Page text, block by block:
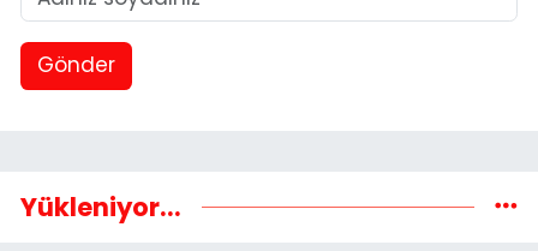
Gönder
Yükleniyor...